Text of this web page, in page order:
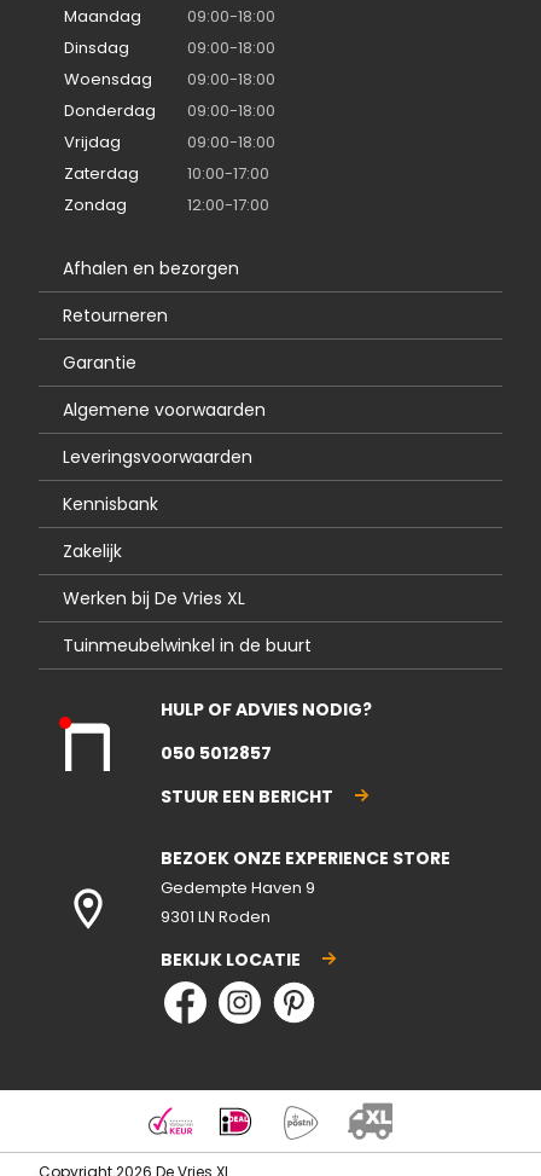
Maandag
09:00-18:00
Dinsdag
09:00-18:00
Woensdag
09:00-18:00
Donderdag
09:00-18:00
Vrijdag
09:00-18:00
Zaterdag
10:00-17:00
Zondag
12:00-17:00
Afhalen en bezorgen
Retourneren
Garantie
Algemene voorwaarden
Leveringsvoorwaarden
Kennisbank
Zakelijk
Werken bij De Vries XL
Tuinmeubelwinkel in de buurt
nte
ote
n
HULP OF ADVIES NODIG?
050 5012857
STUUR EEN BERICHT
BEZOEK ONZE EXPERIENCE STORE
Gedempte Haven 9
9301 LN Roden
BEKIJK LOCATIE
Copyright 2026 De Vries XL